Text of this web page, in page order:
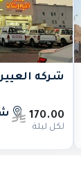
شركه
170.00
لكل ليلة